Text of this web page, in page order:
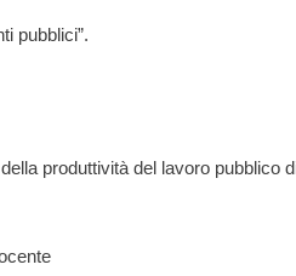
pubblici”.
produttività del lavoro